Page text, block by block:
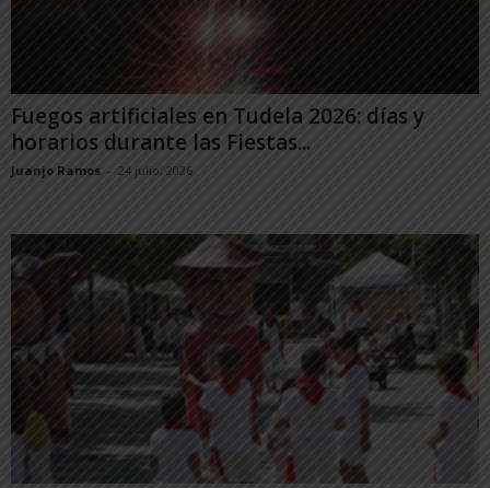
Fuegos artificiales en Tudela 2026: días y
horarios durante las Fiestas...
Juanjo Ramos - 24 julio, 2026